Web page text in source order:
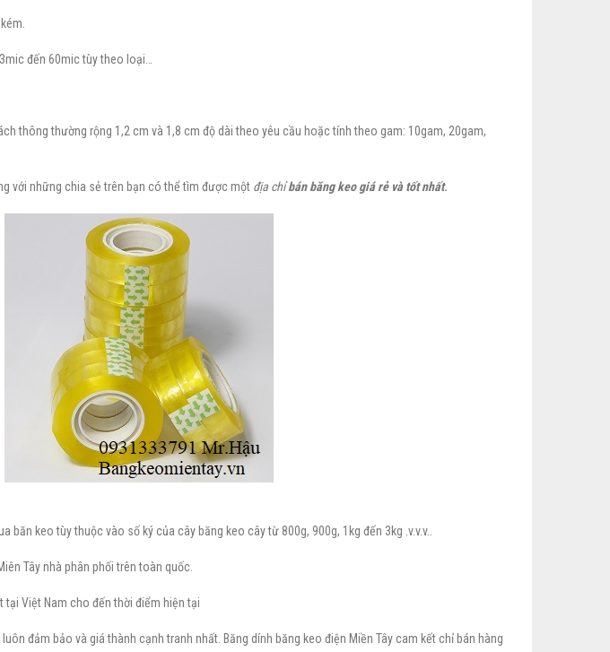
đến 60mic tùy theo loại…
thông thường rộng 1,2 cm và 1,8 cm độ dài theo yêu cầu hoặc tính theo gam: 10gam, 20gam,
với những chia sẻ trên bạn có thể tìm được một địa chỉbán băng keo giá rẻ và tốt nhất.
băn keo tùy thuộc vào số ký của cây băng keo cây từ 800g, 900g, 1kg đến 3kg .v.v.v..
Tây nhà phân phối trên toàn quốc.
Việt Nam cho đến thời điểm hiện tại
đảm bảo và giá thành cạnh tranh nhất. Băng dính băng keo điện Miền Tây cam kết chỉ bán hàng